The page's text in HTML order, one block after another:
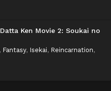
Ken Movie 2: Soukai no
Fantasy, Isekai, Reincarnation,